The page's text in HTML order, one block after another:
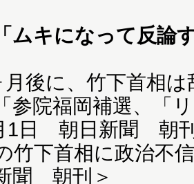
「ムキになって反論
後に、竹下首相は
参院福岡補選、「
1日 朝日新聞 朝
竹下首相に政治不
聞 朝刊＞